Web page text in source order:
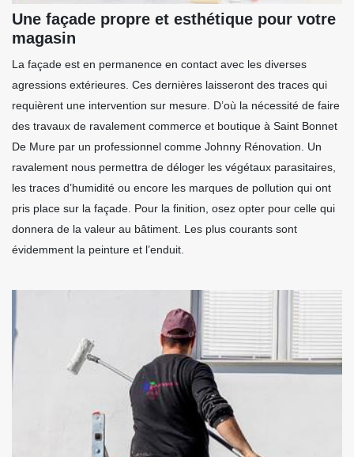
Une façade propre et esthétique pour votre
magasin
La façade est en permanence en contact avec les diverses
agressions extérieures. Ces dernières laisseront des traces qui
requièrent une intervention sur mesure. D’où la nécessité de faire
des travaux de ravalement commerce et boutique à Saint Bonnet
De Mure par un professionnel comme Johnny Rénovation. Un
ravalement nous permettra de déloger les végétaux parasitaires,
les traces d’humidité ou encore les marques de pollution qui ont
pris place sur la façade. Pour la finition, osez opter pour celle qui
donnera de la valeur au bâtiment. Les plus courants sont
évidemment la peinture et l’enduit.